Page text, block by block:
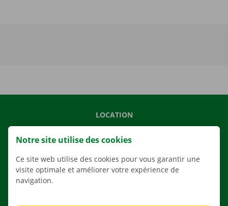
LOCATION
NOS SERVICES
AGENCES
Notre site utilise des cookies
Ce site web utilise des cookies pour vous garantir une
visite optimale et améliorer votre expérience de
navigation.